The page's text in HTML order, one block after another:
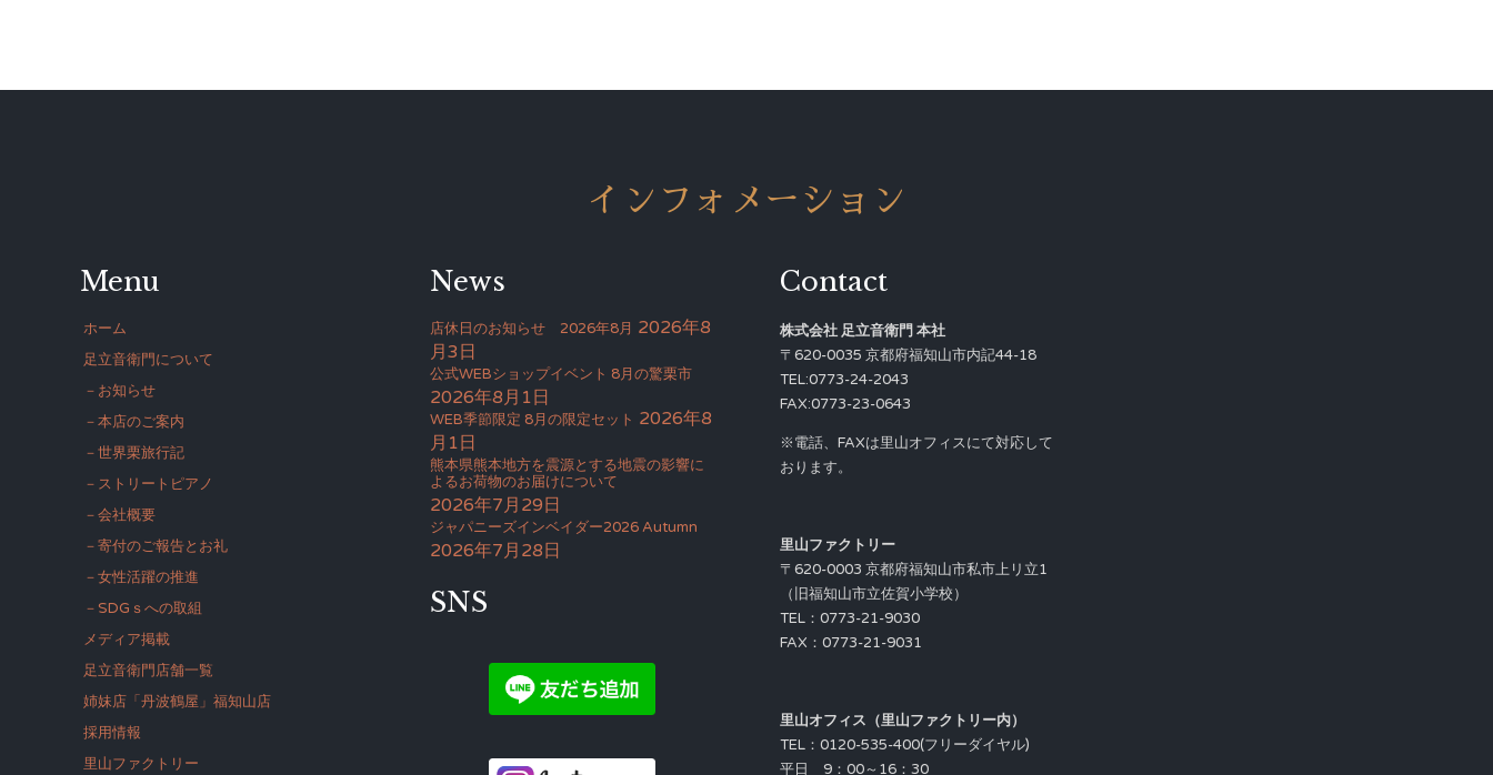
インフォメーション
Menu
ホーム
足立音衛門について
－お知らせ
－本店のご案内
－世界栗旅行記
－ストリートピアノ
－会社概要
－寄付のご報告とお礼
－女性活躍の推進
－SDGｓへの取組
メディア掲載
足立音衛門店舗一覧
姉妹店「丹波鶴屋」福知山店
採用情報
里山ファクトリー
News
店休日のお知らせ 2026年8月 2026年8
月3日
公式WEBショップイベント 8月の驚栗市
2026年8月1日
WEB季節限定 8月の限定セット 2026年8
月1日
熊本県熊本地方を震源とする地震の影響に
よるお荷物のお届けについて
2026年7月29日
ジャパニーズインベイダー2026 Autumn
2026年7月28日
SNS
Contact
株式会社 足立音衛門 本社
〒620-0035 京都府福知山市内記44-18
TEL:0773-24-2043
FAX:0773-23-0643
※電話、FAXは里山オフィスにて対応して
おります。
里山ファクトリー
〒620-0003 京都府福知山市私市上リ立1
（旧福知山市立佐賀小学校）
TEL：0773-21-9030
FAX：0773-21-9031
里山オフィス（里山ファクトリー内）
TEL：0120-535-400(フリーダイヤル)
平日 9：00～16：30